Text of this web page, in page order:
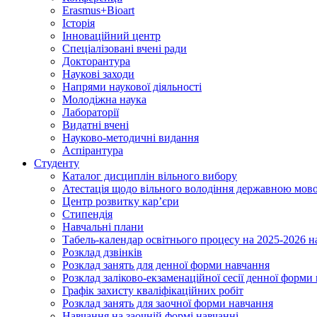
Erasmus+Bioart
Історія
Інноваційний центр
Спеціалізовані вчені ради
Докторантура
Наукові заходи
Напрями наукової діяльності
Молодіжна наука
Лабораторії
Видатні вчені
Науково-методичні видання
Аспірантура
Студенту
Каталог дисциплін вільного вибору
Атестація щодо вільного володіння державною
Центр розвитку кар’єри
Стипендія
Навчальні плани
Табель-календар освітнього процесу на 2025-2026
Розклад дзвінків
Розклад занять для денної форми навчання
Розклад заліково-екзаменаційної сесії денної
Графік захисту кваліфікаційних робіт
Розклад занять для заочної форми навчання